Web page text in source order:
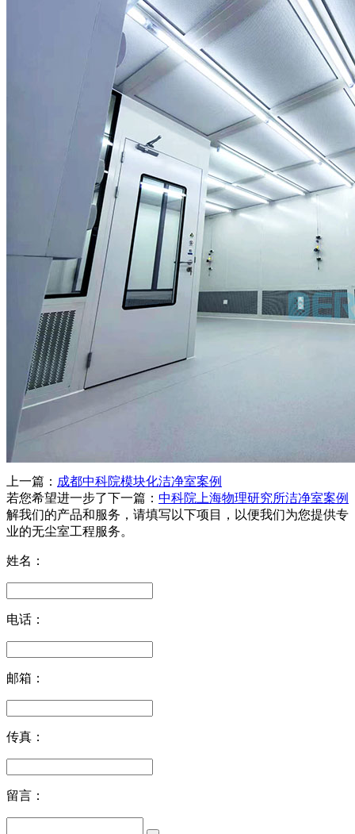
上一篇： 成都中科院模块化洁净室案例
下一篇： 中科院上海物理研究所洁净室案例
若您希望进一步了
解我们的产品和服务，请填写以下项目，以便我们为您提供专
业的无尘室工程服务。
姓名：
电话：
邮箱：
传真：
留言：